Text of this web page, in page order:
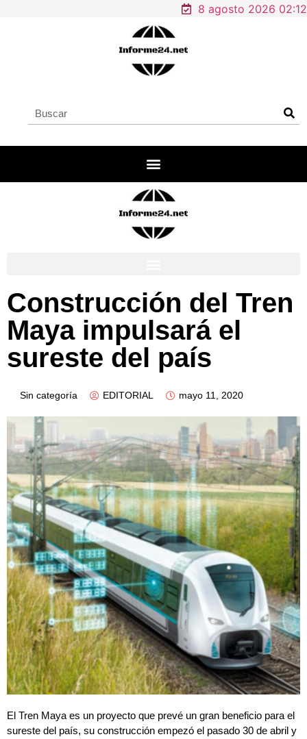
8 agosto 2026 02:12
Construcción del Tren
Maya impulsará el
sureste del país
Sin categoría EDITORIAL mayo 11, 2020
El Tren Maya es un proyecto que prevé un gran beneficio para el
sureste del país, su construcción empezó el pasado 30 de abril y